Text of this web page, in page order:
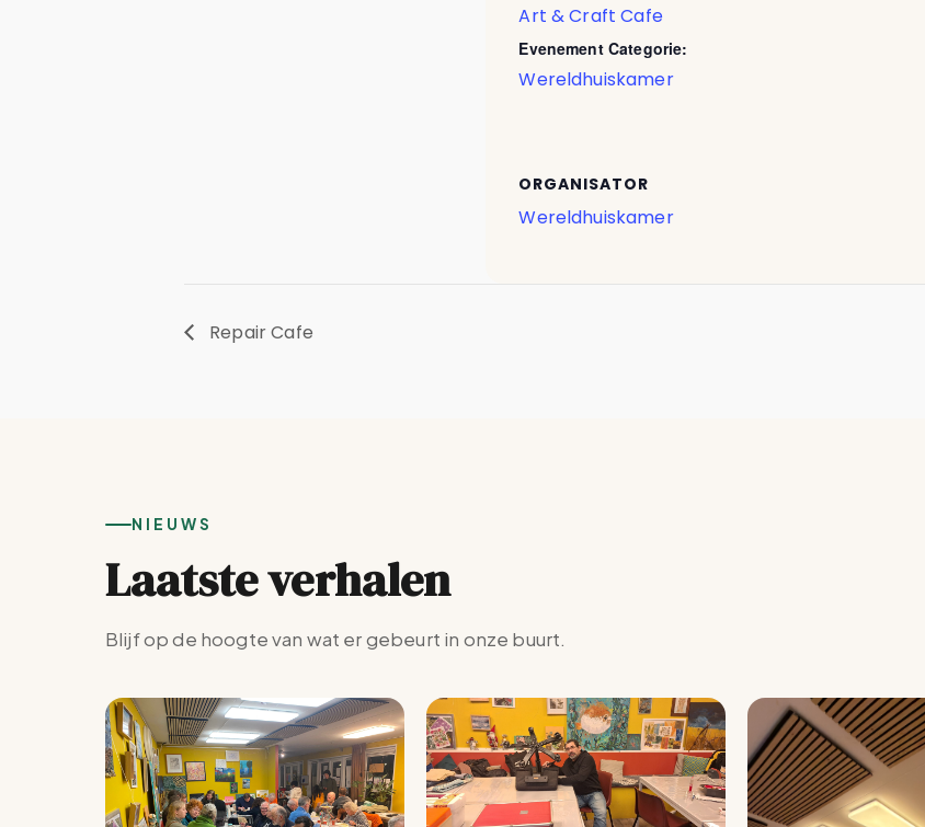
Art & Craft Cafe
Evenement Categorie:
Wereldhuiskamer
ORGANISATOR
Wereldhuiskamer
Repair Cafe
NIEUWS
Laatste verhalen
Blijf op de hoogte van wat er gebeurt in onze buurt.